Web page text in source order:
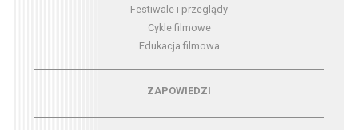
Festiwale i przeglądy
Cykle filmowe
Edukacja filmowa
Menu - zapowiedziZAPOWIEDZI